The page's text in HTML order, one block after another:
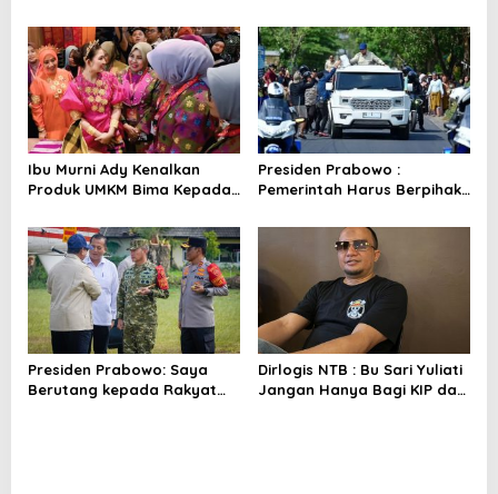
Indonesia
Ibu Murni Ady Kenalkan
Produk UMKM Bima Kepada
Presiden Prabowo :
Pemerintah Harus Berpihak
Presiden Prabowo: Saya
Berutang kepada Rakyat
Dirlogis NTB : Bu Sari Yuliati
Jangan Hanya Bagi KIP dan